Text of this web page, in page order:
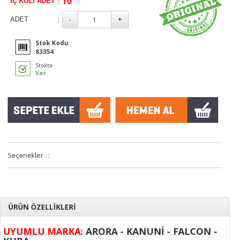
ADET :
Stok Kodu
83354
Stokta
Var
Seçenekler :
ÜRÜN ÖZELLİKLERİ
UYUMLU MARKA: ARORA - KANUNİ - FALCON -